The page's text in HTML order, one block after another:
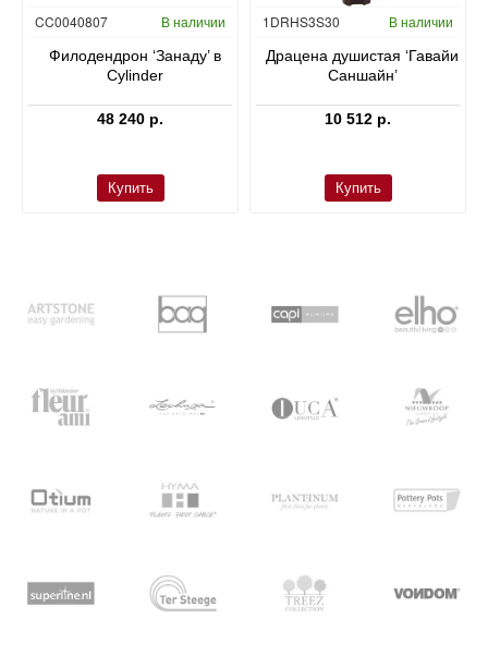
CC0040807 В наличии
Филодендрон ‘Занаду’ в
Cylinder
48 240 р.
Купить
Гидропоника
1DRHS3S30 В наличии
Драцена душистая ‘Гавайи
Саншайн’
10 512 р.
Купить